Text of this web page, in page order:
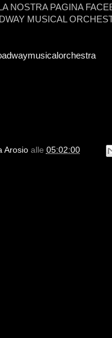
NOSTRA PAGINA
MUSICAL
Arosio alle 05:02:00